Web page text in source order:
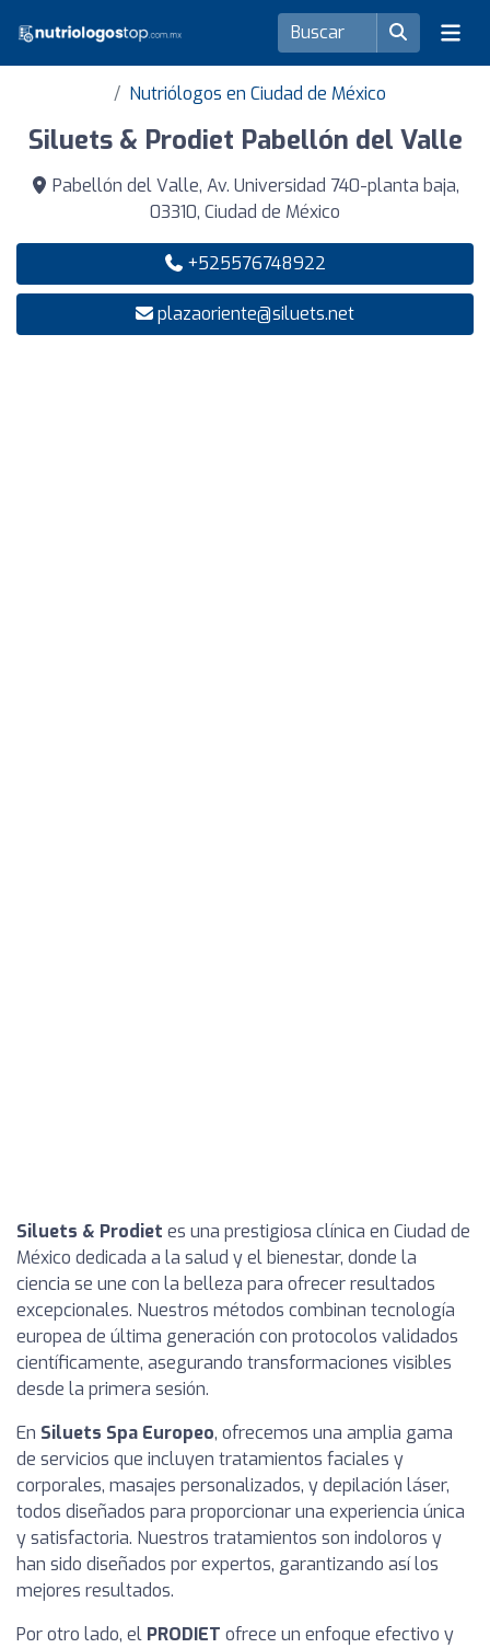
Nutriólogos en Ciudad de México
Siluets & Prodiet Pabellón del Valle
Pabellón del Valle, Av. Universidad 740-planta baja,
03310, Ciudad de México
+525576748922
plazaoriente@siluets.net
Siluets & Prodiet es una prestigiosa clínica en Ciudad de
México dedicada a la salud y el bienestar, donde la
ciencia se une con la belleza para ofrecer resultados
excepcionales. Nuestros métodos combinan tecnología
europea de última generación con protocolos validados
científicamente, asegurando transformaciones visibles
desde la primera sesión.
En Siluets Spa Europeo, ofrecemos una amplia gama
de servicios que incluyen tratamientos faciales y
corporales, masajes personalizados, y depilación láser,
todos diseñados para proporcionar una experiencia única
y satisfactoria. Nuestros tratamientos son indoloros y
han sido diseñados por expertos, garantizando así los
mejores resultados.
Por otro lado, el PRODIET ofrece un enfoque efectivo y